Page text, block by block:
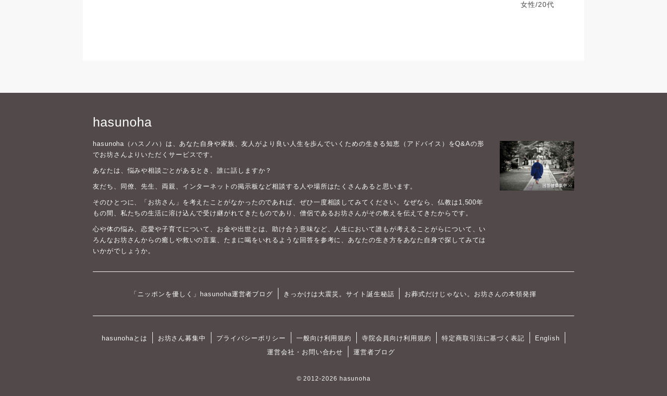
女性/20代
hasunoha
hasunoha（ハスノハ）は、あなた自身や家族、友人がより良い人生を歩んでいくための生きる知恵（アドバイス）をQ&Aの形
でお坊さんよりいただくサービスです。
あなたは、悩みや相談ごとがあるとき、誰に話しますか？
友だち、同僚、先生、両親、インターネットの掲示板など相談する人や場所はたくさんあると思います。
そのひとつに、「お坊さん」を考えたことがなかったのであれば、ぜひ一度相談してみてください。なぜなら、仏教は1,500年
もの間、私たちの生活に溶け込んで受け継がれてきたものであり、僧侶であるお坊さんがその教えを伝えてきたからです。
心や体の悩み、恋愛や子育てについて、お金や出世とは、助け合う意味など、人生において誰もが考えることがらについて、い
ろんなお坊さんからの癒しや救いの言葉、たまに喝をいれるような回答を参考に、あなたの生き方をあなた自身で探してみては
いかがでしょうか。
「ニッポンを優しく」hasunoha運営者ブログ きっかけは大震災。サイト誕生秘話 お葬式だけじゃない。お坊さんの本領発揮
hasunohaとは お坊さん募集中 プライバシーポリシー 一般向け利用規約 寺院会員向け利用規約 特定商取引法に基づく表記
English
運営会社・お問い合わせ
運営者ブログ
© 2012-2026 hasunoha